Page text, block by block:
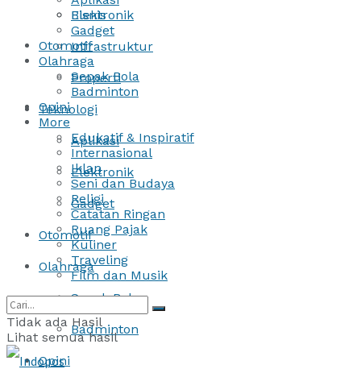
Bisnis
Infrastruktur
Properti
Teknologi
Aplikasi
Elektronik
Gadget
Otomotif
Olahraga
Sepak Bola
Badminton
Opini
Elektronik
Gadget
Otomotif
Olahraga
Sepak Bola
Badminton
Opini
More
Edukatif & Inspiratif
Internasional
Iklan
Seni dan Budaya
Religi
Catatan Ringan
Ruang Pajak
Kuliner
Traveling
Film dan Musik
Tidak ada Hasil
Lihat semua hasil